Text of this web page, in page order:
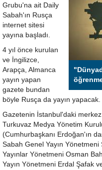
Grubu'na ait Daily
Sabah'ın Rusça
internet sitesi
yayına başladı.
4 yıl önce kurulan
ve İngilizce,
Arapça, Almanca
yayın yapan
gazete bundan
böyle Rusça da yayın yapacak.
Gazetenin İstanbul'daki merkez
Turkuvaz Medya Yönetim
(Cumhurbaşkanı Erdoğan'ın
Sabah Genel Yayın
Yayınlar Yönetmeni Osman
Yayın Yönetmeni Erdal Şafak